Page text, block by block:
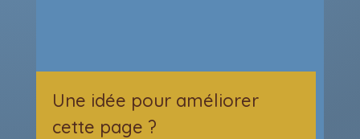
Une idée pour améliorer
cette page ?